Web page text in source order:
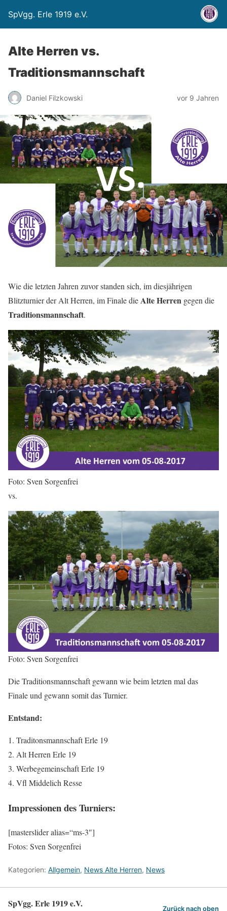
SpVgg. Erle 1919 e.V.
Alte Herren vs.
Traditionsmannschaft
Daniel Filzkowski vor 9 Jahren
Wie die letzten Jahren zuvor standen sich, im diesjährigen
Blitzturnier der Alt Herren, im Finale dieAlte Herren gegen die
Traditionsmannschaft.
Foto: Sven Sorgenfrei
vs.
Foto: Sven Sorgenfrei
Die Traditionsmannschaft gewann wie beim letzten mal das
Finale und gewann somit das Turnier.
Entstand:
Traditonsmannschaft Erle 19
Alt Herren Erle 19
Werbegemeinschaft Erle 19
Vfl Middelich Resse
Impressionen des Turniers:
[masterslider alias=“ms-3″]
Fotos: Sven Sorgenfrei
Kategorien: Allgemein, News Alte Herren, News
SpVgg. Erle 1919 e.V. Zurück nach oben